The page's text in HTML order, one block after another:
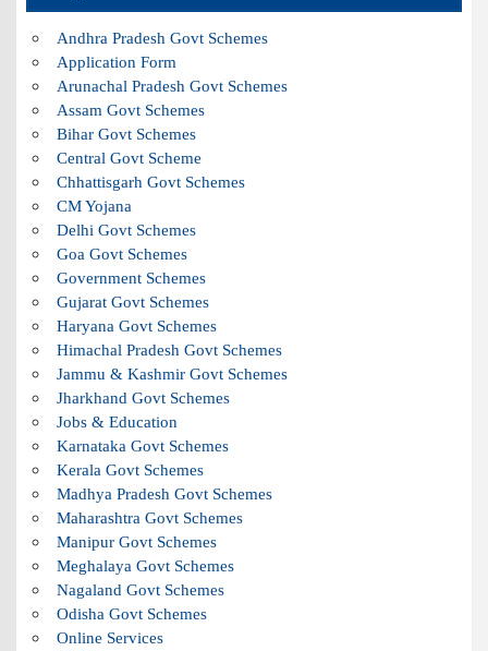
Andhra Pradesh Govt Schemes
Application Form
Arunachal Pradesh Govt Schemes
Assam Govt Schemes
Bihar Govt Schemes
Central Govt Scheme
Chhattisgarh Govt Schemes
CM Yojana
Delhi Govt Schemes
Goa Govt Schemes
Government Schemes
Gujarat Govt Schemes
Haryana Govt Schemes
Himachal Pradesh Govt Schemes
Jammu & Kashmir Govt Schemes
Jharkhand Govt Schemes
Jobs & Education
Karnataka Govt Schemes
Kerala Govt Schemes
Madhya Pradesh Govt Schemes
Maharashtra Govt Schemes
Manipur Govt Schemes
Meghalaya Govt Schemes
Nagaland Govt Schemes
Odisha Govt Schemes
Online Services